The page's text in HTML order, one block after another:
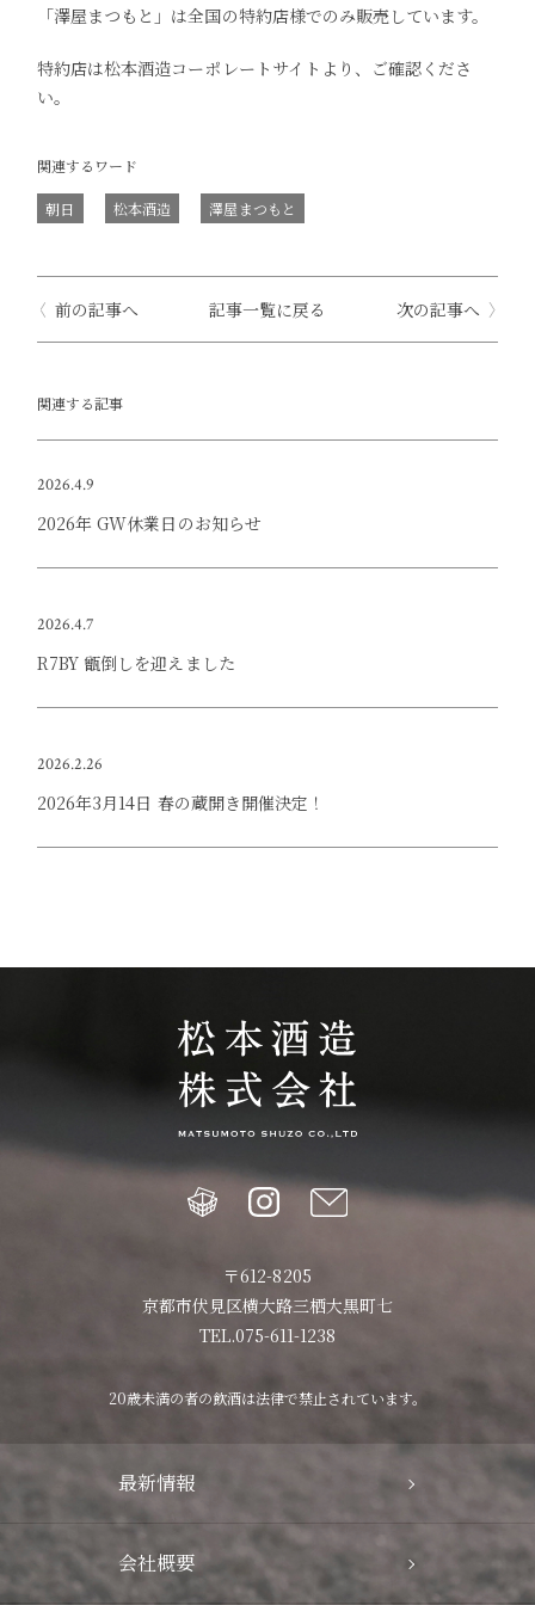
「澤屋まつもと」は全国の特約店様でのみ販売しています。
特約店は松本酒造コーポレートサイトより、ご確認くださ
い。
関連するワード
朝日 松本酒造 澤屋まつもと
前の記事へ 記事一覧に戻る 次の記事へ
関連する記事
2026.4.9
2026年 GW休業日のお知らせ
2026.4.7
R7BY 甑倒しを迎えました
2026.2.26
2026年3月14日 春の蔵開き開催決定！
〒612-8205
京都市伏見区横大路三栖大黒町七
TEL.075-611-1238
20歳未満の者の飲酒は法律で禁止されています。
最新情報
会社概要